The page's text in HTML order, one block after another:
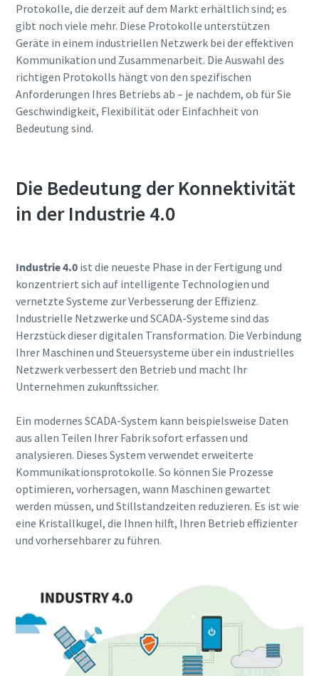
Protokolle, die derzeit auf dem Markt erhältlich sind; es
gibt noch viele mehr. Diese Protokolle unterstützen
Geräte in einem industriellen Netzwerk bei der effektiven
Kommunikation und Zusammenarbeit. Die Auswahl des
richtigen Protokolls hängt von den spezifischen
Anforderungen Ihres Betriebs ab – je nachdem, ob für Sie
Geschwindigkeit, Flexibilität oder Einfachheit von
Bedeutung sind.
Die Bedeutung der Konnektivität
in der Industrie 4.0
Industrie 4.0ist die neueste Phase in der Fertigung und
konzentriert sich auf intelligente Technologien und
vernetzte Systeme zur Verbesserung der Effizienz.
Industrielle Netzwerke und SCADA-Systeme sind das
Herzstück dieser digitalen Transformation. Die Verbindung
Ihrer Maschinen und Steuersysteme über ein industrielles
Netzwerk verbessert den Betrieb und macht Ihr
Unternehmen zukunftssicher.
Ein modernes SCADA-System kann beispielsweise Daten
aus allen Teilen Ihrer Fabrik sofort erfassen und
analysieren. Dieses System verwendet erweiterte
Kommunikationsprotokolle. So können Sie Prozesse
optimieren, vorhersagen, wann Maschinen gewartet
werden müssen, und Stillstandzeiten reduzieren. Es ist wie
eine Kristallkugel, die Ihnen hilft, Ihren Betrieb effizienter
und vorhersehbarer zu führen.